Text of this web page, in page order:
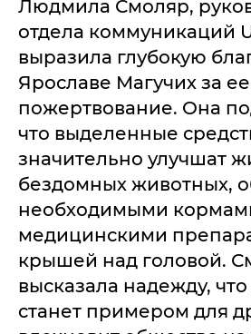
Людмила Смоляр,
отдела коммуникаций
выразила глубокую
Ярославе Магучих за
пожертвование. Она
что выделенные
значительно улучшат
бездомных животных,
необходимыми
медицинскими
крышей над головой.
высказала надежду,
станет примером для